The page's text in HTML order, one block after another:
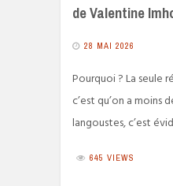
de Valentine
28 MAI 2026
Pourquoi ? La seule
c’est qu’on a moins
langoustes, c’est
645 VIEWS